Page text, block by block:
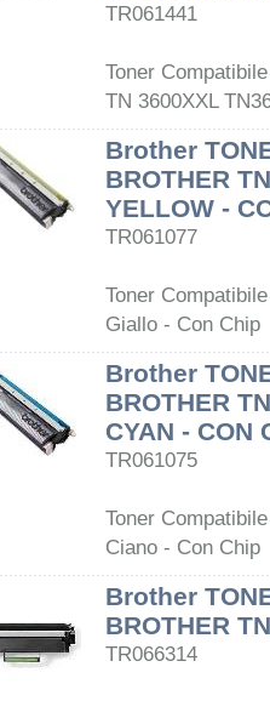
TR061441
Toner
TN 3600XXL
Brother
BROTHER
YELLOW -
TR061077
Toner
Giallo - Con Chip
Brother
BROTHER
CYAN - CON
TR061075
Toner
Ciano - Con Chip
Brother
BROTHER
TR066314